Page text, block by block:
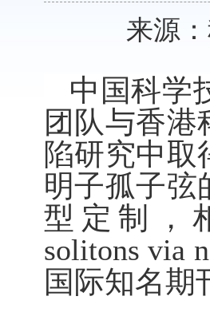
来源
中国科学
团队与香
陷研究中取
明子孤子弦
型定制，
solitons via
国际知名期